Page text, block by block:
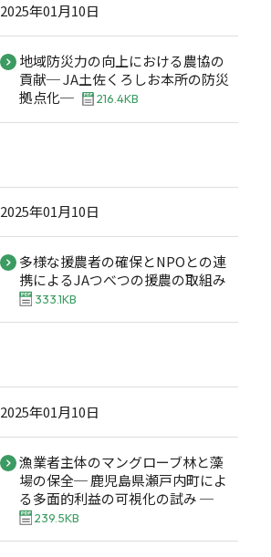
2025年01月10日
地域防災力の向上における農協の
貢献─ JA土佐くろしお本所の防災
拠点化─
216.4KB
2025年01月10日
多様な援農者の確保とNPOとの連
携によるJAつべつの援農の取組み
333.1KB
2025年01月10日
漁業者主体のマングローブ林と藻
場の保全─ 鹿児島県瀬戸内町によ
る多面的利益の可視化の試み ─
239.5KB